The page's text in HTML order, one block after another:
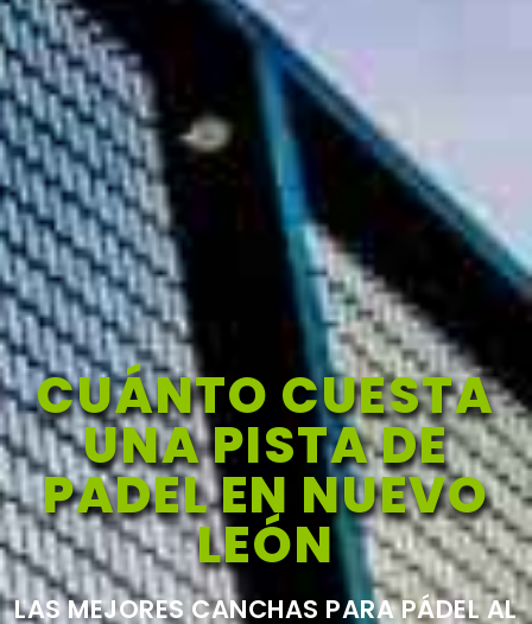
CUÁNTO CUESTA
UNA PISTA DE
PADEL EN NUEVO
LEÓN
LAS MEJORES CANCHAS PARA PÁDEL AL